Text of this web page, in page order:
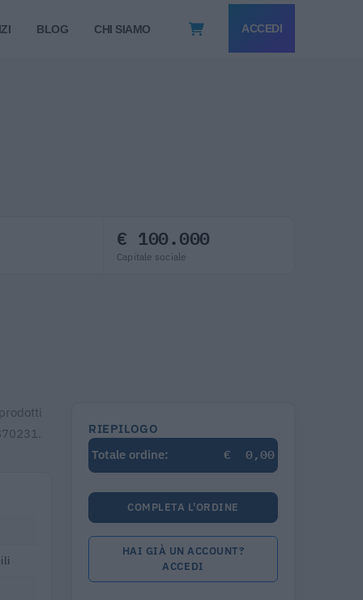
BLOG CHI SIAMO ACCEDI
€ 100.000
Capitale sociale
RIEPILOGO
Totale ordine:
€ 0,00
COMPLETA L'ORDINE
HAI GIÀ UN ACCOUNT?
ACCEDI